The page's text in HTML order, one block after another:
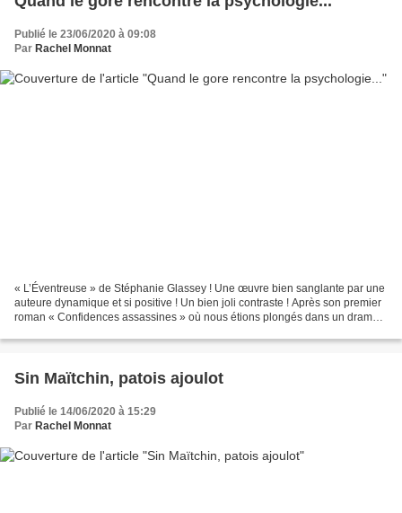
Publié le 23/06/2020 à 09:08
Par Rachel Monnat
« L’Éventreuse » de Stéphanie Glassey ! Une œuvre bien sanglante par une
auteure dynamique et si positive ! Un bien joli contraste ! Après son premier
roman « Confidences assassines » où nous étions plongés dans un drame
Sin Maïtchin, patois ajoulot
Publié le 14/06/2020 à 15:29
Par Rachel Monnat